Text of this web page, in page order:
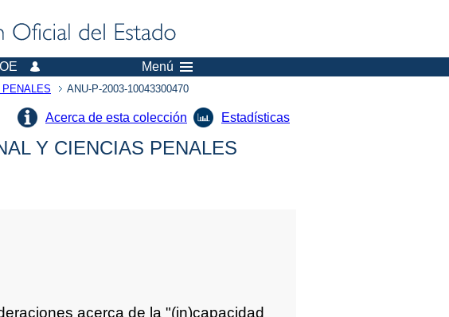
Menú
ANU-P-2003-10043300470
Acerca de esta colección Estadísticas
Y CIENCIAS PENALES
acerca de la "(in)capacidad